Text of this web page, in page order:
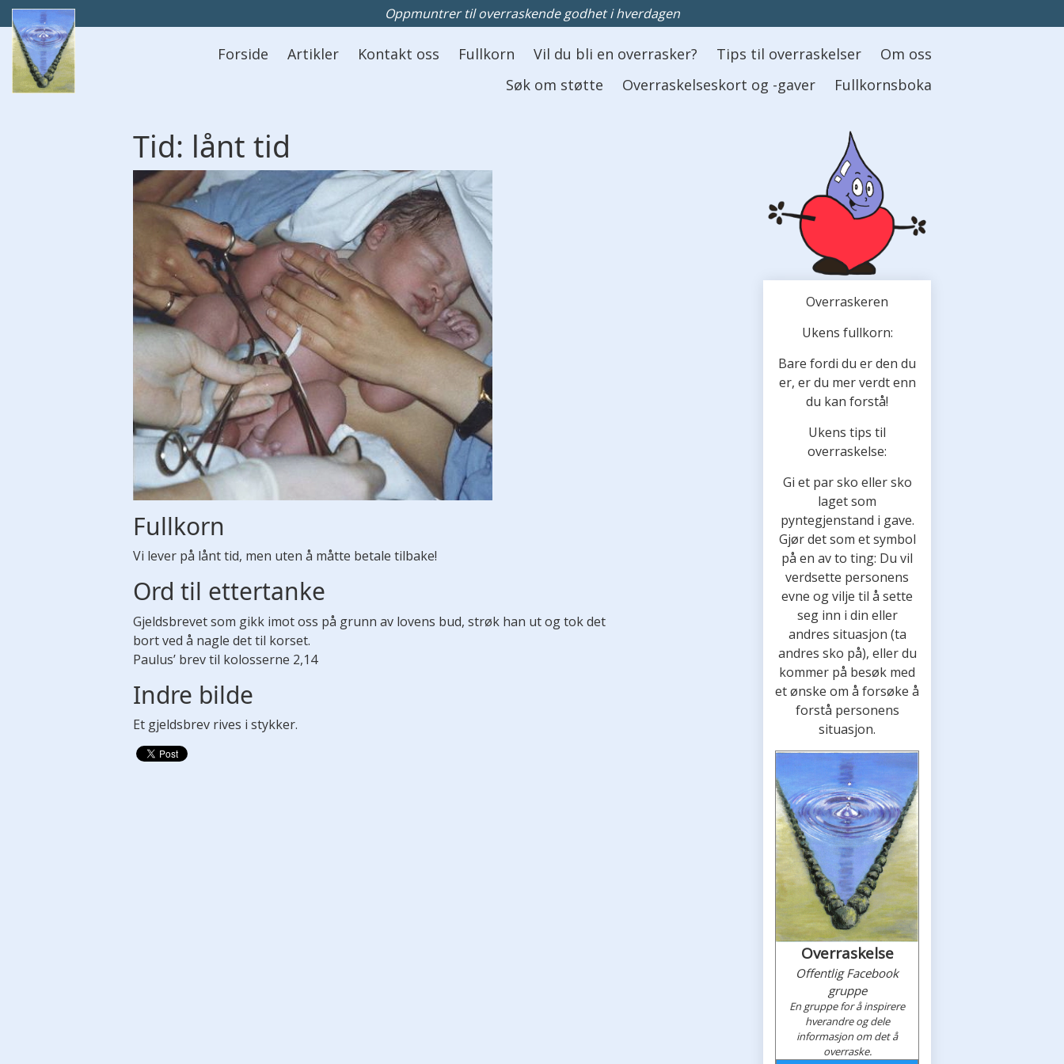
Oppmuntrer til overraskende godhet i hverdagen
HovedmenyForside Artikler Kontakt oss Fullkorn Vil du bli en overrasker? Tips til overraskelser
Om oss
Søk om støtte
Overraskelseskort og -gaver Fullkornsboka
Tid: lånt tid
Fullkorn
Vi lever på lånt tid, men uten å måtte betale tilbake!
Ord til ettertanke
Gjeldsbrevet som gikk imot oss på grunn av lovens bud, strøk han ut og tok det
bort ved å nagle det til korset.
Paulus’ brev til kolosserne 2,14
Indre bilde
Et gjeldsbrev rives i stykker.
Overraskeren
Ukens fullkorn:
Bare fordi du er den du
er, er du mer verdt enn
du kan forstå!
Ukens tips til
overraskelse:
Gi et par sko eller sko
laget som
pyntegjenstand i gave.
Gjør det som et symbol
på en av to ting: Du vil
verdsette personens
evne og vilje til å sette
seg inn i din eller
andres situasjon (ta
andres sko på), eller du
kommer på besøk med
et ønske om å forsøke å
forstå personens
situasjon.
Overraskelse
Offentlig Facebook
gruppe
En gruppe for å inspirere
hverandre og dele
informasjon om det å
overraske.